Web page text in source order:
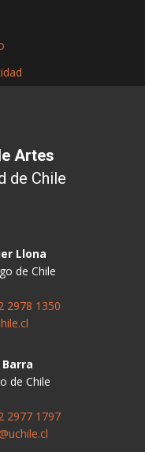
Artes
de Chile
Llona
de Chile
2978 1350
de Chile
2977 1797